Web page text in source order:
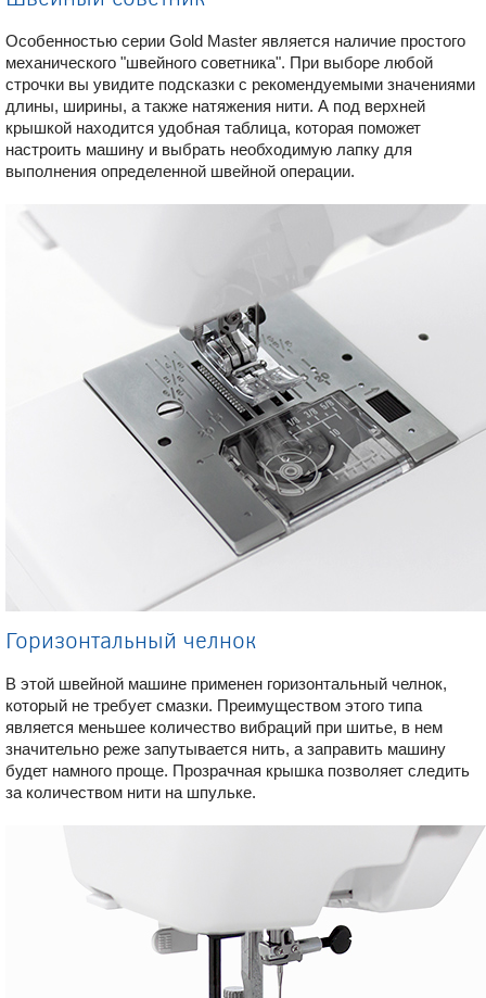
Особенностью серии Gold Master является наличие простого
механического "швейного советника". При выборе любой
строчки вы увидите подсказки с рекомендуемыми значениями
длины, ширины, а также натяжения нити. А под верхней
крышкой находится удобная таблица, которая поможет
настроить машину и выбрать необходимую лапку для
выполнения определенной швейной операции.
Горизонтальный челнок
В этой швейной машине применен горизонтальный челнок,
который не требует смазки. Преимуществом этого типа
является меньшее количество вибраций при шитье, в нем
значительно реже запутывается нить, а заправить машину
будет намного проще. Прозрачная крышка позволяет следить
за количеством нити на шпульке.